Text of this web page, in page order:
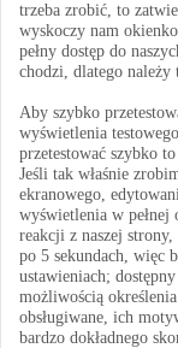
trzeba zrobić, to
wyskoczy nam
pełny dostęp do
chodzi, dlatego należy
Aby szybko
wyświetlenia
przetestować szybko
Jeśli tak właśnie
ekranowego,
wyświetlenia w pełnej
reakcji z naszej
po 5 sekundach, więc
ustawieniach;
możliwością
obsługiwane, ich
bardzo dokładnego